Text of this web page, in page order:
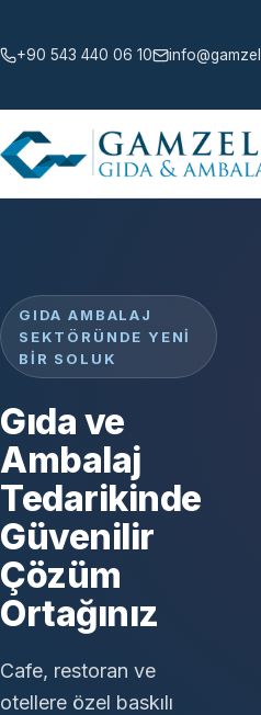
+90 543 440 06 10
GIDA AMBALAJ
SEKTÖRÜNDE YENI
BIR SOLUK
Gıda ve
Ambalaj
Tedarikinde
Güvenilir
Çözüm
Ortağınız
Cafe, restoran ve
otellere özel baskılı